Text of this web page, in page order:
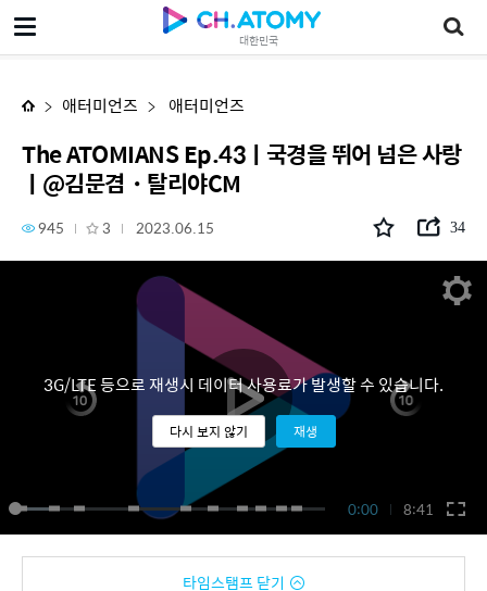
대한민국
애터미언즈 애터미언즈
The ATOMIANS Ep.43ㅣ국경을 뛰어 넘은 사랑
ㅣ@김문겸・탈리야CM
945 3 2023.06.15 34
0:00 8:41
3G/LTE 등으로 재생시 데이터 사용료가 발생할 수 있습니다.
다시 보지 않기 재생
타임스탬프 닫기